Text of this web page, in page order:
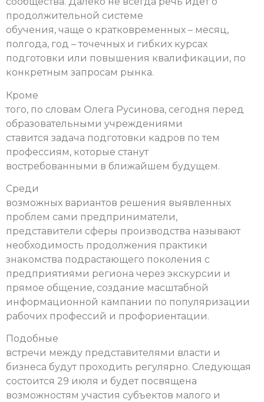
продолжительной системе
обучения, чаще о кратковременных – месяц,
полгода, год – точечных и гибких курсах
подготовки или повышения квалификации, по
конкретным запросам рынка.
Кроме
того, по словам Олега Русинова, сегодня перед
образовательными учреждениями
ставится задача подготовки кадров по тем
профессиям, которые станут
востребованными в ближайшем будущем.
Среди
возможных вариантов решения выявленных
проблем сами предприниматели,
представители сферы производства называют
необходимость продолжения практики
знакомства подрастающего поколения с
предприятиями региона через экскурсии и
прямое общение, создание масштабной
информационной кампании по популяризации
рабочих профессий и профориентации.
Подобные
встречи между представителями власти и
бизнеса будут проходить регулярно. Следующая
состоится 29 июля и будет посвящена
возможностям участия субъектов малого и